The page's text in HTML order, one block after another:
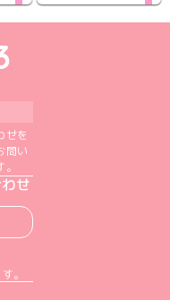
公式アカウント
公式アカウント
みんInstagram公式アカウント
りーみんFacebook公式アカウン
めいどりーみんYouTube公式アカ
せを
問い
せ
。